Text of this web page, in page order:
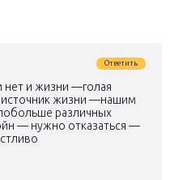
Ответить
нет и жизни —голая
источник жизни —нашим
различных
— нужно отказаться —